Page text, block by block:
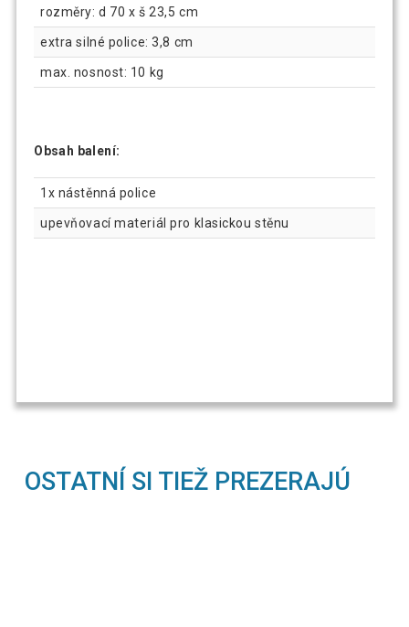
rozměry: d 70 x š 23,5 cm
extra silné police: 3,8 cm
max. nosnost: 10 kg
Obsah balení:
1x nástěnná police
upevňovací materiál pro klasickou stěnu
OSTATNÍ SI TIEŽ PREZERAJÚ